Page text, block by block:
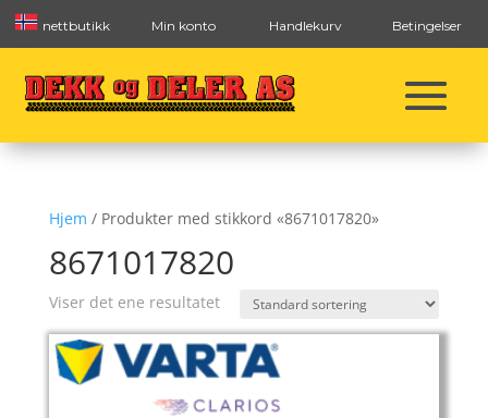
nettbutikk Min konto Handlekurv Betingelser
Hjem / Produkter med stikkord «8671017820»
8671017820
Viser det ene resultatet